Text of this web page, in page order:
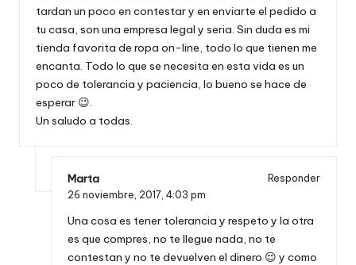
tardan un poco en contestar y en enviarte el pedido a
tu casa, son una empresa legal y seria. Sin duda es mi
tienda favorita de ropa on-line, todo lo que tienen me
encanta. Todo lo que se necesita en esta vida es un
poco de tolerancia y paciencia, lo bueno se hace de
esperar 😉.
Un saludo a todas.
Marta
Responder
26 noviembre, 2017, 4:03 pm
Una cosa es tener tolerancia y respeto y la otra
es que compres, no te llegue nada, no te
contestan y no te devuelven el dinero 😌 y como